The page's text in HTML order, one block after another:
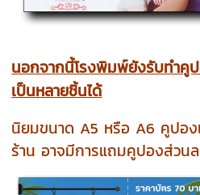
นอกจากนี้โรงพิมพ์ยังรับทำคู
เป็นหลายชิ้นได้
นิยมขนาด A5 หรือ A6 คูปอง
ร้าน อาจมีการแถมคูปองส่วน